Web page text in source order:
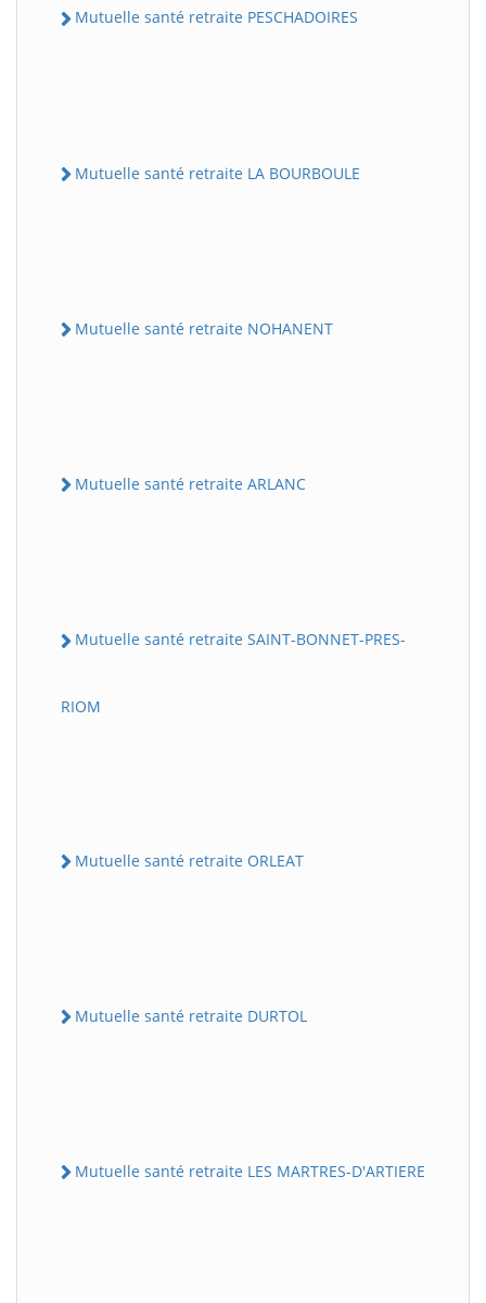
Mutuelle santé retraite PESCHADOIRES
Mutuelle santé retraite LA BOURBOULE
Mutuelle santé retraite NOHANENT
Mutuelle santé retraite ARLANC
Mutuelle santé retraite SAINT-BONNET-PRES-
RIOM
Mutuelle santé retraite ORLEAT
Mutuelle santé retraite DURTOL
Mutuelle santé retraite LES MARTRES-D'ARTIERE